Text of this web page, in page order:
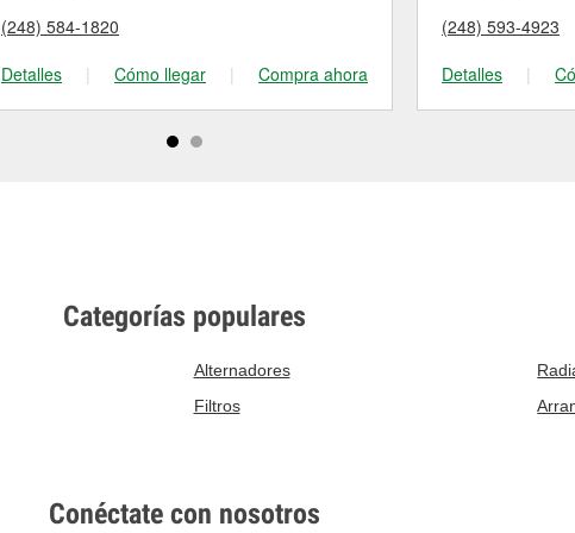
(248) 584-1820
Detalles
| Cómo llegar | Compra ahora
(248) 593-4923
Detalles
|
Categorías populares
Alternadores
Filtros
Conéctate con nosotros